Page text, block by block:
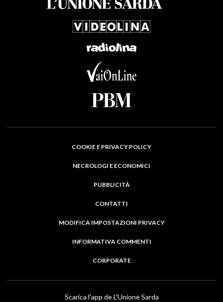
COOKIE E PRIVACY POLICY
NECROLOGI E ECONOMICI
PUBBLICITÀ
CONTATTI
MODIFICA IMPOSTAZIONI PRIVACY
INFORMATIVA COMMENTI
CORPORATE
Scarica l'app de L'Unione Sarda